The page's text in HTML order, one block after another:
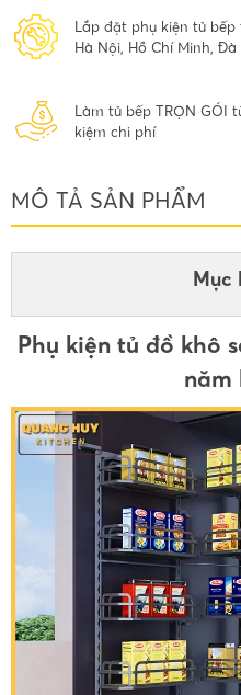
Lắp đặt phụ kiện tủ
Hà Nội, Hồ Chí Minh, Đà
Làm tủ bếp TRỌN GÓI
kiệm chi phí
MÔ TẢ SẢN PHẨM
Mục
Phụ kiện tủ đồ khô
năm